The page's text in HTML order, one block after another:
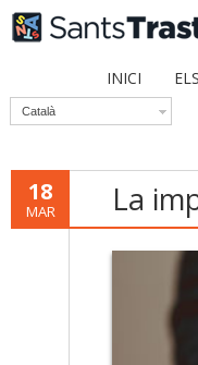
INICI
Català
18
MAR La